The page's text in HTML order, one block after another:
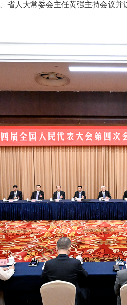
省人大常委会主任黄强主持会议